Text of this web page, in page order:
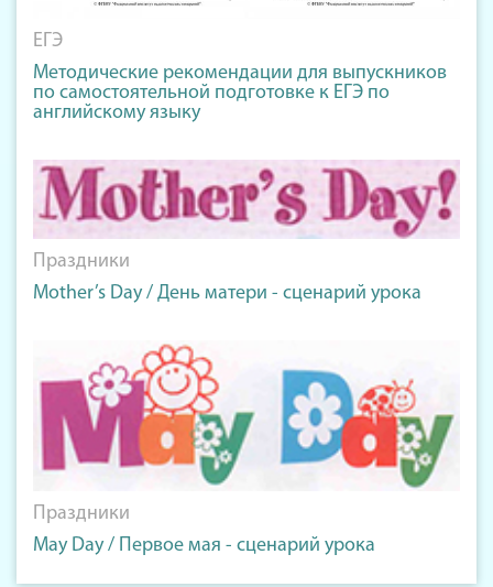
ЕГЭ
Методические рекомендации для выпускников
по самостоятельной подготовке к ЕГЭ по
английскому языку
Праздники
Mother’s Day / День матери - сценарий урока
Праздники
May Day / Первое мая - сценарий урока